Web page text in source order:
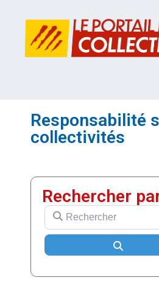
Responsabilité
collectivités
Rechercher
Rechercher